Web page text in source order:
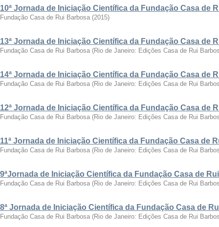
10ª Jornada de Iniciação Científica da Fundação Casa de
Fundação Casa de Rui Barbosa (2015)
13ª Jornada de Iniciação Científica da Fundação Casa de
Fundação Casa de Rui Barbosa (Rio de Janeiro: Edições Casa de Rui
14ª Jornada de Iniciação Científica da Fundação Casa de
Fundação Casa de Rui Barbosa (Rio de Janeiro: Edições Casa de Rui
12ª Jornada de Iniciação Científica da Fundação Casa de
Fundação Casa de Rui Barbosa (Rio de Janeiro: Edições Casa de Rui
11ª Jornada de Iniciação Científica da Fundação Casa de
Fundação Casa de Rui Barbosa (Rio de Janeiro: Edições Casa de Rui
9ªJornada de Iniciação Científica da Fundação Casa de
Fundação Casa de Rui Barbosa (Rio de Janeiro: Edições Casa de Rui
8ª Jornada de Iniciação Científica da Fundação Casa de
Fundação Casa de Rui Barbosa (Rio de Janeiro: Edições Casa de Rui